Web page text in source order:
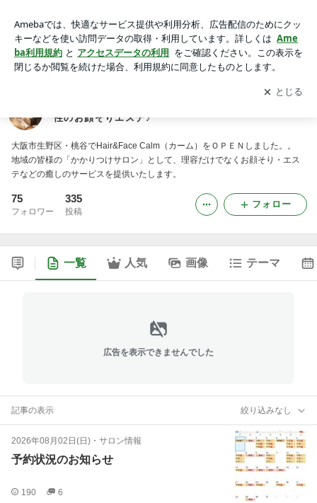
りエステ♪アプリをダウンロードして ブログの更新通知
を受け取りまし
ょう。
開く
性のお顔そりエステ♪
大阪市生野区・桃谷でHair&Face Calm（カーム）をＯＰＥＮしました。。
地域の皆様の「かかりつけサロン」として、理容だけでなくお顔そり・エス
テなどの癒しのサービスを提供いたします。
75
フォロワー
335
投稿
フォロー
一覧 人気 画像 テーマ
広告を表示できませんでした
記事の表示 絞り込みなし
2026年08月02日(日) ・ サロン情報
予約状況のお知らせ
190 6